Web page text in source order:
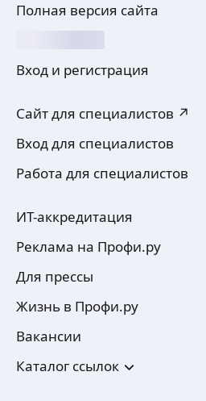
Полная версия сайта
Вход и регистрация
Сайт для специалистов ↗
Вход для специалистов
Работа для специалистов
ИТ-аккредитация
Реклама на Профи.ру
Для прессы
Жизнь в Профи.ру
Вакансии
Каталог ссылок